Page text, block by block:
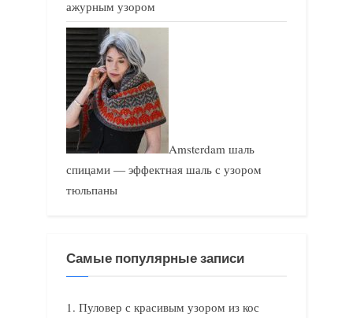
ажурным узором
Amsterdam шаль
спицами — эффектная шаль с узором
тюльпаны
Самые популярные записи
Пуловер с красивым узором из кос